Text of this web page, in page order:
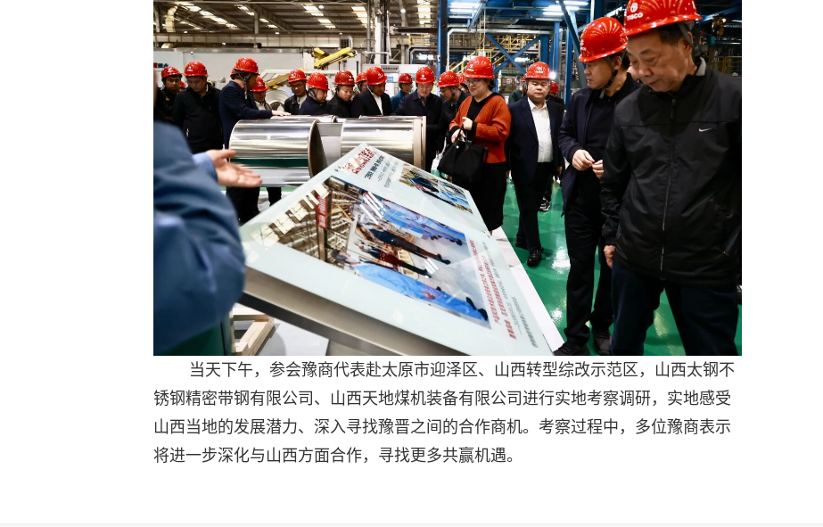
当天下午，参会豫商代表赴太原市迎泽区、山西转型综改示范区，山西太钢不
锈钢精密带钢有限公司、山西天地煤机装备有限公司进行实地考察调研，实地感受
山西当地的发展潜力、深入寻找豫晋之间的合作商机。考察过程中，多位豫商表示
将进一步深化与山西方面合作，寻找更多共赢机遇。